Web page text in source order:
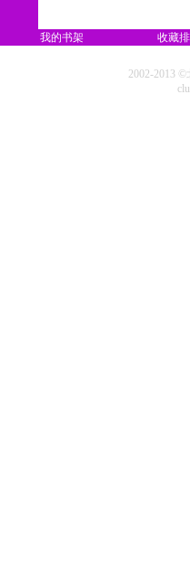
我的书架 收藏
2002-2013